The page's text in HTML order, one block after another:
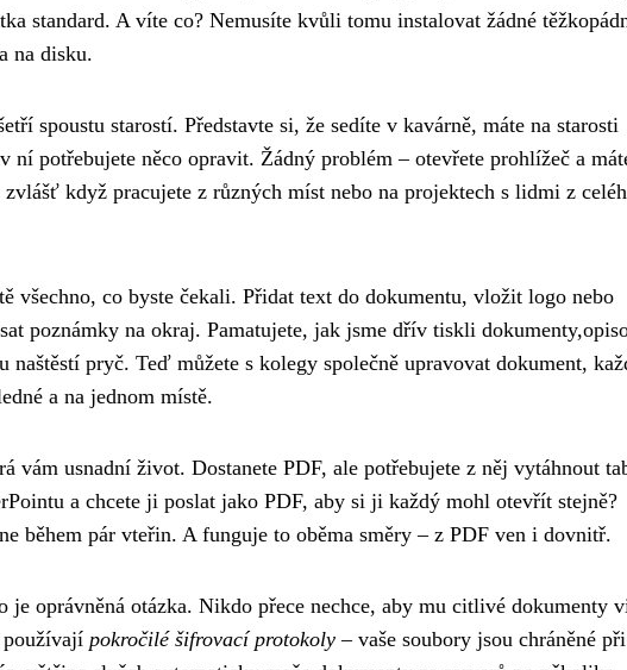
standard. A víte co? Nemusíte kvůli tomu instalovat žádné
na disku.
spoustu starostí. Představte si, že sedíte v kavárně, máte na starosti
ní potřebujete něco opravit. Žádný problém – otevřete prohlížeč a
když pracujete z různých míst nebo na projektech s lidmi z
všechno, co byste čekali. Přidat text do dokumentu, vložit logo nebo
poznámky na okraj. Pamatujete, jak jsme dřív tiskli
naštěstí pryč. Teď můžete s kolegy společně upravovat dokument,
a na jednom místě.
vám usnadní život. Dostanete PDF, ale potřebujete z něj vytáhnout
a chcete ji poslat jako PDF, aby si ji každý mohl otevřít stejně?
během pár vteřin. A funguje to oběma směry – z PDF ven i dovnitř.
je oprávněná otázka. Nikdo přece nechce, aby mu citlivé dokumenty
pokročilé šifrovací protokoly – vaše soubory jsou chráněné při